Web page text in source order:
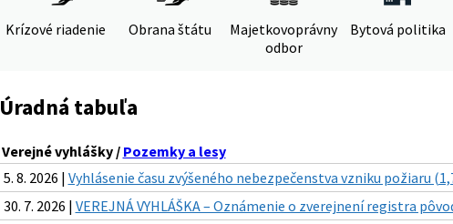
Krízové riadenie Obrana štátu
Majetkovoprávny
odbor
Bytová politika
Úradná tabuľa
Verejné vyhlášky / Pozemky a lesy
5. 8. 2026 | Vyhlásenie času zvýšeného nebezpečenstva vzniku požiaru
30. 7. 2026 | VEREJNÁ VYHLÁŠKA – Oznámenie o zverejnení registra